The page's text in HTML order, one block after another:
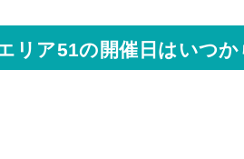
リア51の開催日はいつか